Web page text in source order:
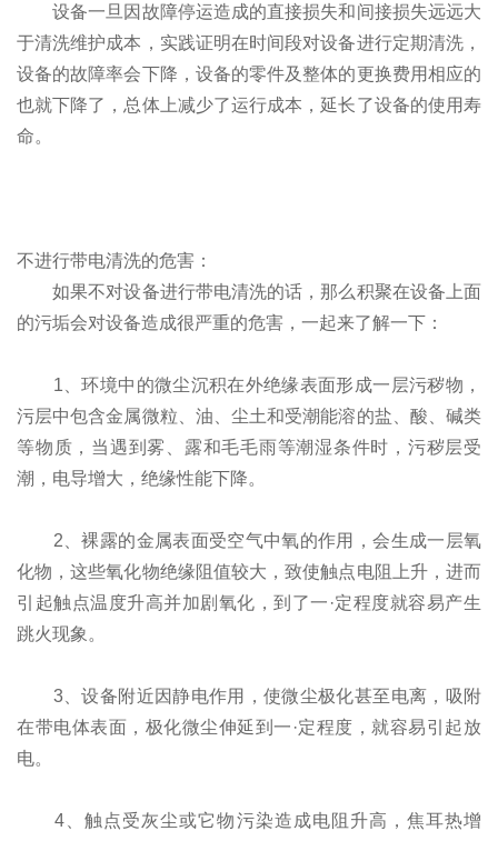
设备一旦因故障停运造成的直接损失和间接损失远远大
于清洗维护成本，实践证明在时间段对设备进行定期清洗，
设备的故障率会下降，设备的零件及整体的更换费用相应的
也就下降了，总体上减少了运行成本，延长了设备的使用寿
命。
不进行带电清洗的危害：
如果不对设备进行带电清洗的话，那么积聚在设备上面
的污垢会对设备造成很严重的危害，一起来了解一下：
1、环境中的微尘沉积在外绝缘表面形成一层污秽物，
污层中包含金属微粒、油、尘土和受潮能溶的盐、酸、碱类
等物质，当遇到雾、露和毛毛雨等潮湿条件时，污秽层受
潮，电导增大，绝缘性能下降。
2、裸露的金属表面受空气中氧的作用，会生成一层氧
化物，这些氧化物绝缘阻值较大，致使触点电阻上升，进而
引起触点温度升高并加剧氧化，到了一·定程度就容易产生
跳火现象。
3、设备附近因静电作用，使微尘极化甚至电离，吸附
在带电体表面，极化微尘伸延到一·定程度，就容易引起放
电。
4、触点受灰尘或它物污染造成电阻升高，焦耳热增